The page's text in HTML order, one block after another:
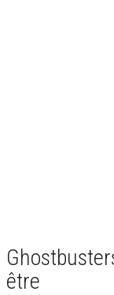
être